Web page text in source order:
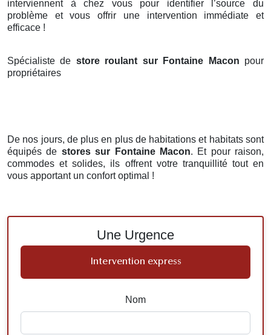
interviennent à chez vous pour identifier l’source du
problème et vous offrir une intervention immédiate et
efficace !
Spécialiste de store roulant sur Fontaine Macon pour
propriétaires
De nos jours, de plus en plus de habitations et habitats sont
équipés de stores sur Fontaine Macon. Et pour raison,
commodes et solides, ils offrent votre tranquillité tout en
vous apportant un confort optimal !
Une Urgence
Intervention express
Nom